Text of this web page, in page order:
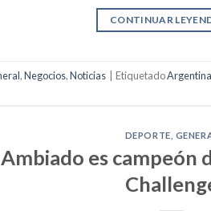
CONTINUAR
,Negocios,Noticias EtiquetadoArgentina
DEPORTE
es campeón